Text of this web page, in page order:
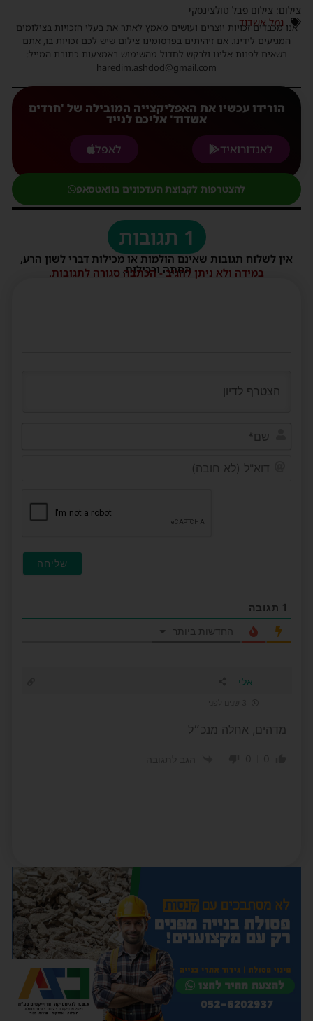
צילום: צילום פבל טולצינסקי
נמל אשדוד
אנו מכבדים זכויות יוצרים ועושים מאמץ לאתר את בעלי הזכויות בצילומים
המגיעים לידינו. אם זיהיתים בפרסומינו צילום שיש לכם זכויות בו, אתם
רשאים לפנות אלינו ולבקש לחדול מהשימוש באמצעות כתובת המייל:
haredim.ashdod@gmail.com
הורידו עכשיו את האפליקצייה המובילה של 'חרדים
אשדוד' אליכם לנייד
לאנדורואיד
לאפל
להצטרפות לקבוצת העדכונים בוואטסאפ
1 תגובות
אין לשלוח תגובות שאינם הולמות או מכילות דברי לשון הרע,
הסתה ורכילות.
במידה ולא ניתן להגיב - הכתבה סגורה לתגובות.
1 תגובה
החדשות ביותר
אלי
מדהים, אחלה מנכ״ל